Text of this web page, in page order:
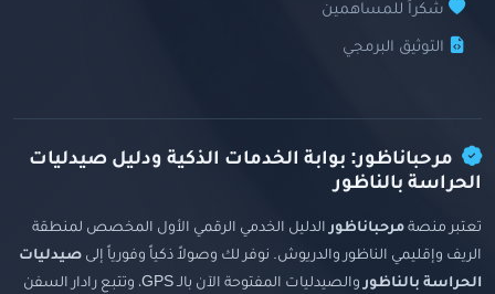
شكراً للمساهمين
التوثيق البرمجي
مرحباناظور: بوابة الخدمات الذكية ودليل صيدليات
الحراسة بالناظور
تعتبر منصة مرحباناظورالدليل الخدمي الرقمي الأول المخصص لمنطقة
الريف وإقليمي الناظور والدريوش. نوفر لك وصولاً ذكياً وفورياً إلى صيدليات
الحراسة بالناظور
والصيدليات المفتوحة الآن بالـ GPS، وتتبع رادار السفن